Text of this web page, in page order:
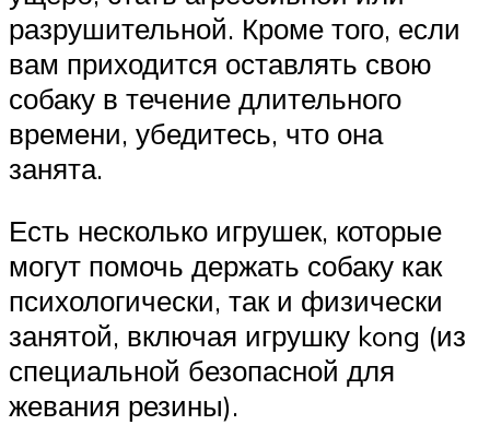
разрушительной. Кроме того, если
вам приходится оставлять свою
собаку в течение длительного
времени, убедитесь, что она
занята.
Есть несколько игрушек, которые
могут помочь держать собаку как
психологически, так и физически
занятой, включая игрушку kong (из
специальной безопасной для
жевания резины).